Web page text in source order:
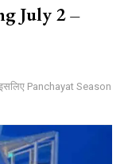
July 2 –
इसलिए Panchayat Season